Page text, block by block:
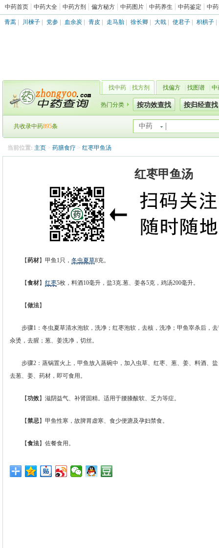
中药首页 中药大全 中药方剂 偏方秘方 中药图片 中药养生 中药鉴定 中
青蒿 川楝子 党参 血余炭 青皮 走马胎 徐长卿 大戟 使君子 枳椇子
找中药 找方剂 找偏方 找图谱 中
热门分类 按功效查找 按归经查找
共收录中药895条 中药
当前位置: 主页 > 药膳食疗 > 红枣甲鱼汤
红枣甲鱼汤
【药材】甲鱼1只， 冬虫夏草8克。
【食材】 红枣5枚，料酒10毫升，盐3克.葱、姜各5克，鸡汤200毫升。
【做法】
步骤1：冬虫夏草清水泡软，洗净；红枣泡软，去核，洗净；甲鱼宰杀后，去
汆烫，去腥；葱、姜洗净，切丝。
步骤2：蒸锅置火上，甲鱼放入蒸碗中，加入虫草、红枣、葱、姜、料酒、盐
去葱、姜、药材，即可食用。
【功效】滋阴益气、补肾固精。适用于腰膝酸软、乏力等症。
【禁忌】甲鱼性寒，故脾胃虚寒、食少便溏及孕妇禁食。
【食法】佐餐食用。